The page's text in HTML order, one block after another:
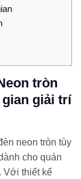
tròn
giải trí
neon tròn tùy
cho quán
Với thiết kế